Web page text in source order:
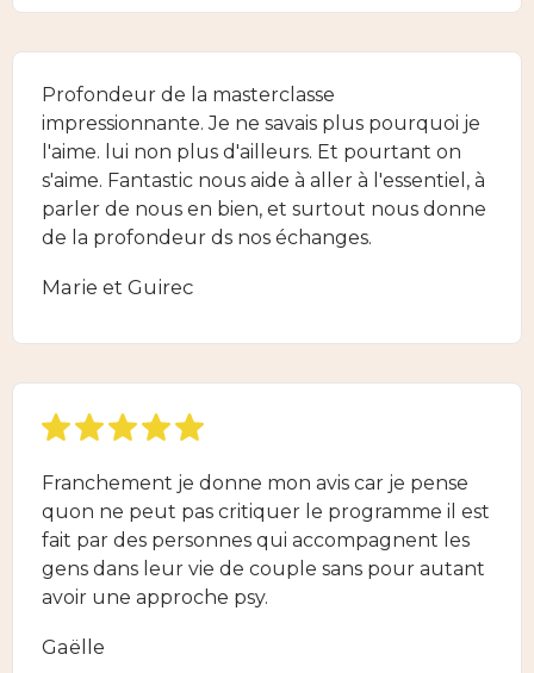
Profondeur de la masterclasse
impressionnante. Je ne savais plus pourquoi je
l'aime. lui non plus d'ailleurs. Et pourtant on
s'aime. Fantastic nous aide à aller à l'essentiel, à
parler de nous en bien, et surtout nous donne
de la profondeur ds nos échanges.
Marie et Guirec
Franchement je donne mon avis car je pense
quon ne peut pas critiquer le programme il est
fait par des personnes qui accompagnent les
gens dans leur vie de couple sans pour autant
avoir une approche psy.
Gaëlle